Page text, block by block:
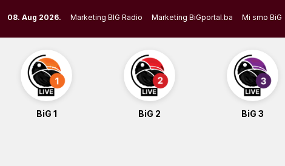
to
content
08. Aug 2026. Marketing BIG Radio Marketing BiGportal.ba Mi smo BiG
BiG 1 BiG 2 BiG 3